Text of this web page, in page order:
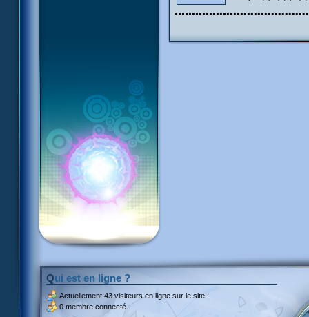
Qui est en ligne ?
Actuellement 43 visiteurs en ligne sur le site !
0 membre connecté.